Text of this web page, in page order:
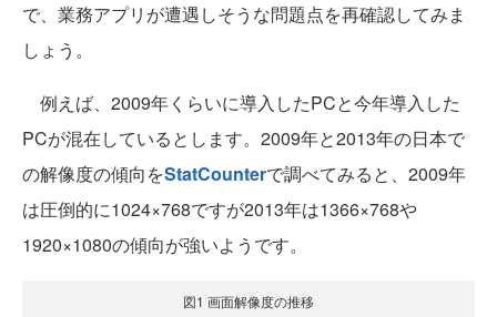
で、業務アプリが遭遇しそうな問題点を再確認してみま
しょう。
例えば、2009年くらいに導入したPCと今年導入した
PCが混在しているとします。2009年と2013年の日本で
の解像度の傾向をStatCounterで調べてみると、2009年
は圧倒的に1024×768ですが2013年は1366×768や
1920×1080の傾向が強いようです。
図1 画面解像度の推移